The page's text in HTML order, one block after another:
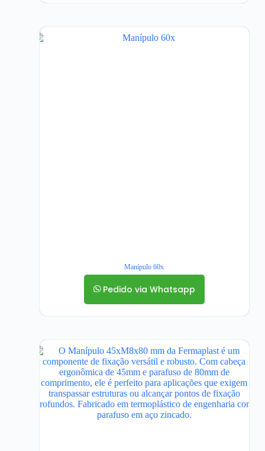
Manípulo 60x
Pedido via Whatsapp